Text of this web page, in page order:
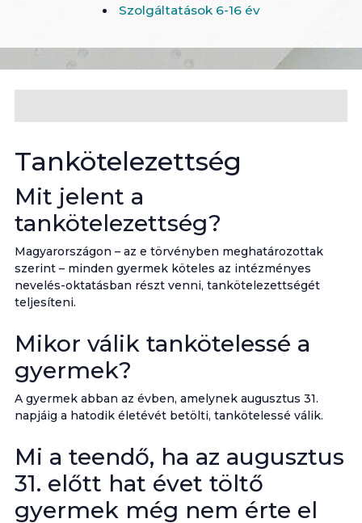
Szolgáltatások 6-16 év
Tankötelezettség
Mit jelent a
tankötelezettség?
Magyarországon – az e törvényben meghatározottak
szerint – minden gyermek köteles az intézményes
nevelés-oktatásban részt venni, tankötelezettségét
teljesíteni.
Mikor válik tankötelessé a
gyermek?
A gyermek abban az évben, amelynek augusztus 31.
napjáig a hatodik életévét betölti, tankötelessé válik.
Mi a teendő, ha az augusztus
31. előtt hat évet töltő
gyermek még nem érte el